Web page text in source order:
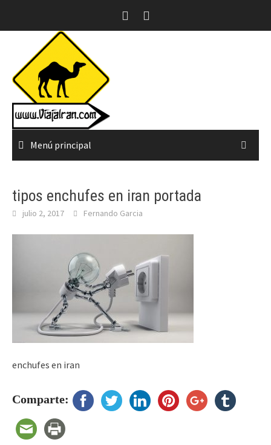
Menú principal
tipos enchufes en iran portada
julio 2, 2017 Fernando Garcia
enchufes en iran
Comparte: